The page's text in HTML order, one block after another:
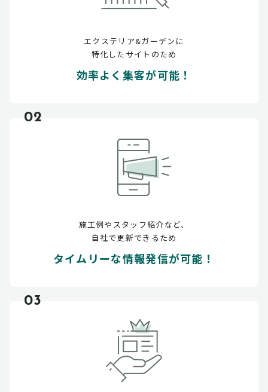
エクステリア&ガーデンに
特化したサイトのため
効率よく集客が可能！
02
施工例やスタッフ紹介など、
自社で更新できるため
タイムリーな情報発信が可能！
03